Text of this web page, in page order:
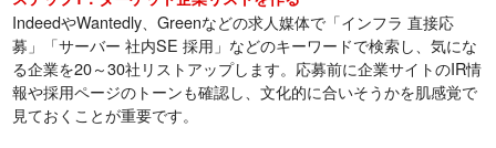
IndeedやWantedly、Greenなどの求人媒体で「インフラ 直接応
募」「サーバー 社内SE 採用」などのキーワードで検索し、気にな
る企業を20～30社リストアップします。応募前に企業サイトのIR情
報や採用ページのトーンも確認し、文化的に合いそうかを肌感覚で
見ておくことが重要です。